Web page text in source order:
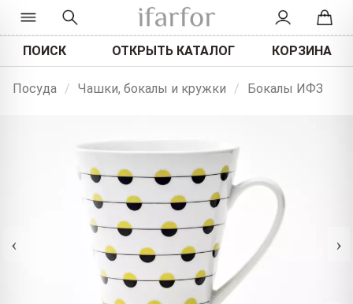
ПОИСК ОТКРЫТЬ КАТАЛОГ КОРЗИНА
Посуда / Чашки, бокалы и кружки / Бокалы ИФЗ
‹ ›